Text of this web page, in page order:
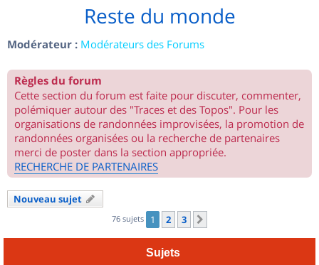
Reste du monde
Modérateur : Modérateurs des Forums
Règles du forum
Cette section du forum est faite pour discuter, commenter,
polémiquer autour des "Traces et des Topos". Pour les
organisations de randonnées improvisées, la promotion de
randonnées organisées ou la recherche de partenaires
merci de poster dans la section appropriée.
RECHERCHE DE PARTENAIRES
Nouveau sujet
76 sujets 1 2 3
Sujets